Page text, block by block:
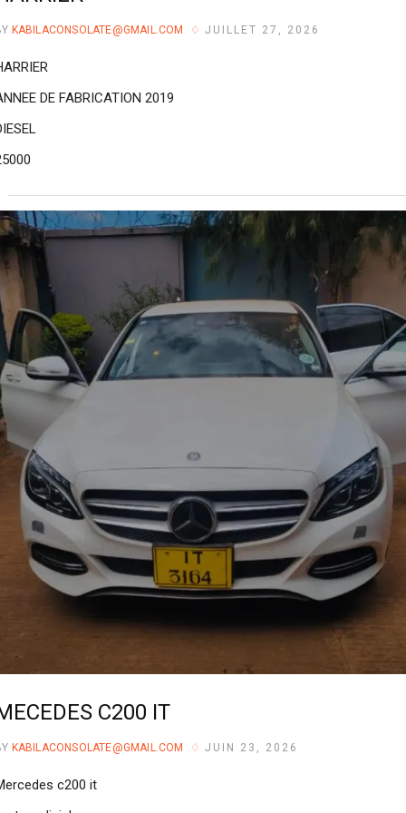
KABILACONSOLATE@GMAIL.COM JUILLET 27, 2026
DE FABRICATION 2019
C200 IT
KABILACONSOLATE@GMAIL.COM JUIN 23, 2026
c200 it